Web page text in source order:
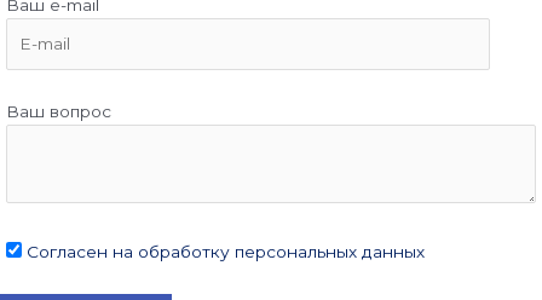
Ваш e-mail
Ваш вопрос
Согласен на обработку персональных данных